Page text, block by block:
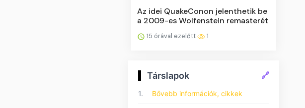
Az idei QuakeConon jelenthetik be
a 2009-es Wolfenstein remasterét
15 órával ezelőtt 1
Társlapok 🔗
1. Bővebb információk, cikkek